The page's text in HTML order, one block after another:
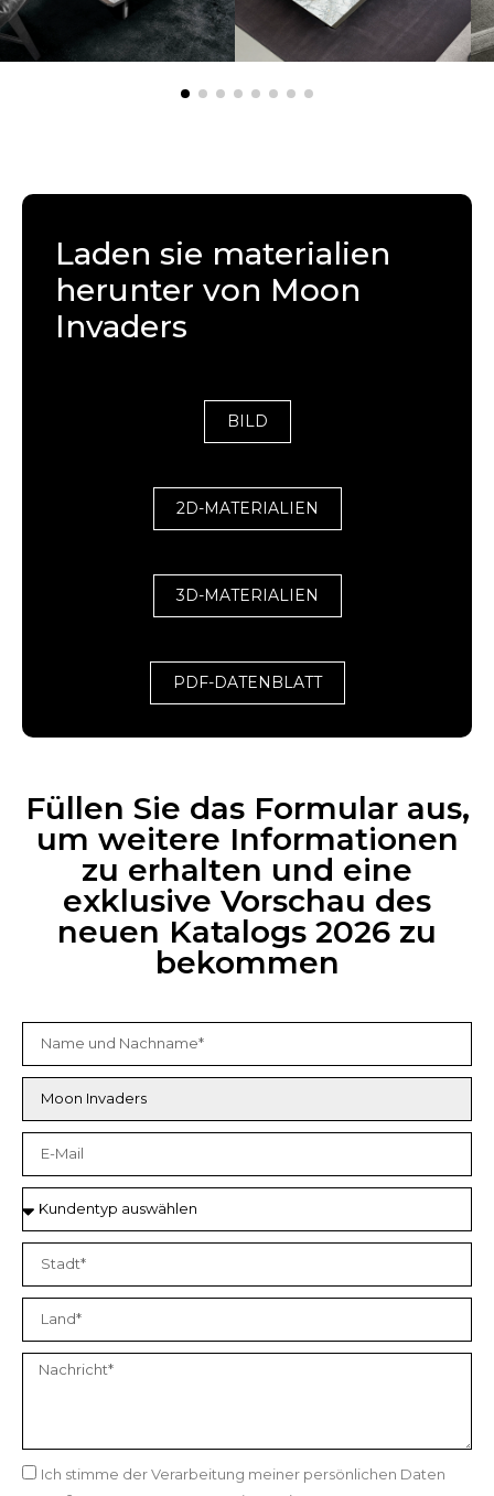
Laden sie materialien
herunter von Moon
Invaders
BILD
2D-MATERIALIEN
3D-MATERIALIEN
PDF-DATENBLATT
Füllen Sie das Formular aus,
um weitere Informationen
zu erhalten und eine
exklusive Vorschau des
neuen Katalogs 2026 zu
bekommen
Ich stimme der Verarbeitung meiner persönlichen Daten